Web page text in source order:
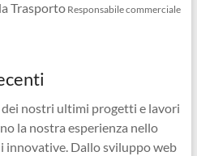
Trasporto Responsabile commerciale
nostri ultimi progetti e lavori
la nostra esperienza nello
innovative. Dallo sviluppo web